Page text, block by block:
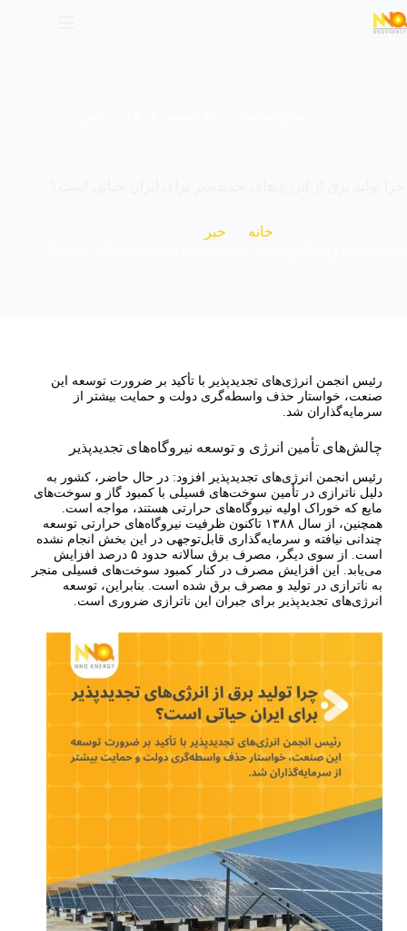
خانه
خبر
رئیس انجمن انرژی‌های تجدیدپذیر با تأکید بر ضرورت توسعه این
صنعت، خواستار حذف واسطه‌گری دولت و حمایت بیشتر از
سرمایه‌گذاران شد.
چالش‌های تأمین انرژی و توسعه نیروگاه‌های تجدیدپذیر
رئیس انجمن انرژی‌های تجدیدپذیر افزود: در حال حاضر، کشور به
دلیل ناترازی در تأمین سوخت‌های فسیلی با کمبود گاز و سوخت‌های
مایع که خوراک اولیه نیروگاه‌های حرارتی هستند، مواجه است.
همچنین، از سال ۱۳۸۸ تاکنون ظرفیت نیروگاه‌های حرارتی توسعه
چندانی نیافته و سرمایه‌گذاری قابل‌توجهی در این بخش انجام نشده
است. از سوی دیگر، مصرف برق سالانه حدود ۵ درصد افزایش
می‌یابد. این افزایش مصرف در کنار کمبود سوخت‌های فسیلی منجر
به ناترازی در تولید و مصرف برق شده است. بنابراین، توسعه
انرژی‌های تجدیدپذیر برای جبران این ناترازی ضروری است.